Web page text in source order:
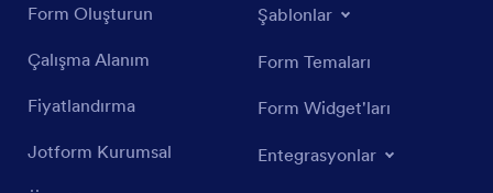
Form Oluşturun
Çalışma Alanım
Fiyatlandırma
Jotform Kurumsal
Şablonlar
Form Temaları
Form Widget'ları
Entegrasyonlar